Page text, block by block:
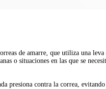
de amarre, que utiliza una
o situaciones en las que se
presiona contra la correa, evitando